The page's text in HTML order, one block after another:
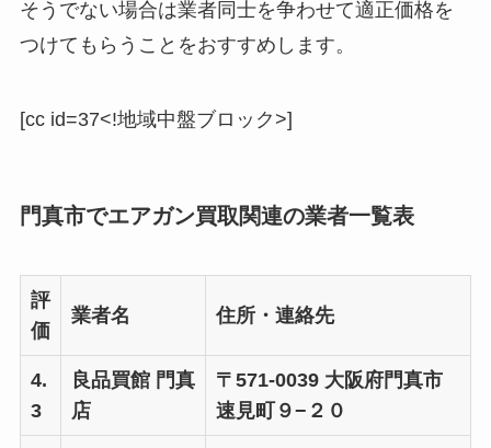
そうでない場合は業者同士を争わせて適正価格を
つけてもらうことをおすすめします。
[cc id=37<!地域中盤ブロック>]
門真市でエアガン買取関連の業者一覧表
評
価
業者名 住所・連絡先
4.
3
良品買館 門真
店
〒571-0039 大阪府門真市
速見町９−２０